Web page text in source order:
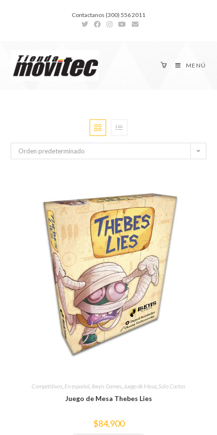
Contactanos (300) 556 2011
MENÚ
Orden predeterminado
Competitivos En español Ibeyis Games Juego de Mesa Solo Cartas
Juego de Mesa Thebes Lies
$84,900